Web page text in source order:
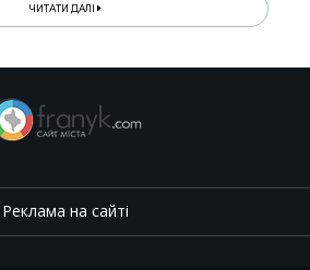
ЧИТАТИ ДАЛІ
Реклама на сайті